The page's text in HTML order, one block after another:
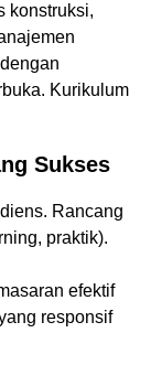
konstruksi,
Kurikulum
Sukses
Rancang
praktik).
efektif
responsif